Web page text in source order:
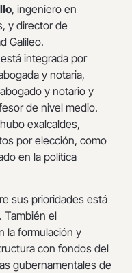
, ingeniero en
y director de
Galileo.
integrada por
y notaria,
y notario y
de nivel medio.
exalcaldes,
por elección, como
en la política
sus prioridades está
También el
la formulación y
con fondos del
gubernamentales de